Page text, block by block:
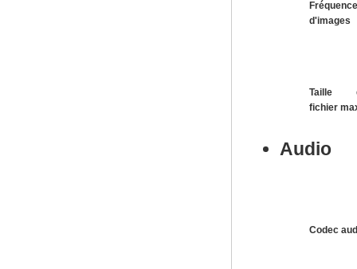
Fréquence
d'images
Taille
fichier
Audio
Codec